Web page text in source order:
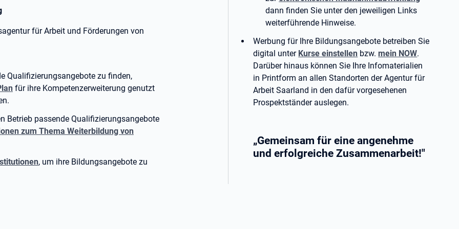
für Arbeit und Förderungen von
Qualifizierungsangebote zu finden,
für ihre Kompetenzerweiterung genutzt
Betrieb passende Qualifizierungsangebote
zum Thema Weiterbildung von
, um ihre Bildungsangebote zu
dann finden Sie unter den jeweiligen Links
weiterführende Hinweise.
Werbung für Ihre Bildungsangebote betreiben Sie
digital unter Kurse einstellen bzw.mein NOW.
Darüber hinaus können Sie Ihre Infomaterialien
in Printform an allen Standorten der Agentur für
Arbeit Saarland in den dafür vorgesehenen
Prospektständer auslegen.
„Gemeinsam für eine angenehme
und erfolgreiche Zusammenarbeit!"